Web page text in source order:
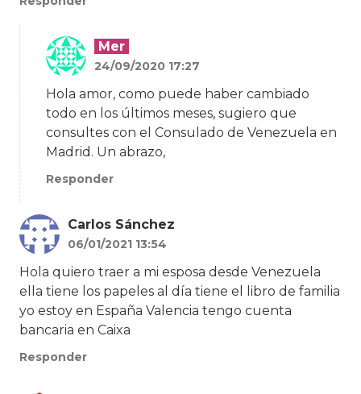
Mer
24/09/2020 17:27
Hola amor, como puede haber cambiado
todo en los últimos meses, sugiero que
consultes con el Consulado de Venezuela en
Madrid. Un abrazo,
Responder
Carlos Sánchez
06/01/2021 13:54
Hola quiero traer a mi esposa desde Venezuela
ella tiene los papeles al día tiene el libro de familia
yo estoy en España Valencia tengo cuenta
bancaria en Caixa
Responder